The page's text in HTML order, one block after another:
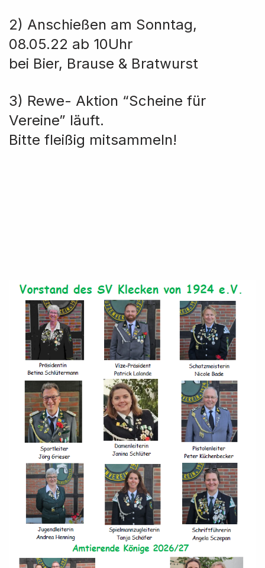
2) Anschießen am Sonntag,
08.05.22 ab 10Uhr
bei Bier, Brause & Bratwurst
3) Rewe- Aktion “Scheine für
Vereine” läuft.
Bitte fleißig mitsammeln!